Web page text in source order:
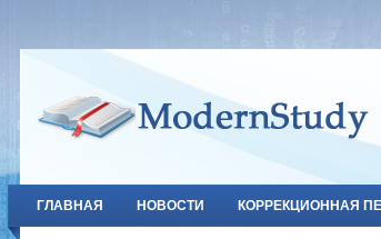
ГЛАВНАЯ НОВОСТИ КОРРЕКЦИОННАЯ